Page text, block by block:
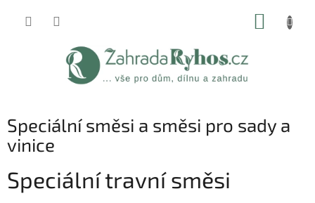
Speciální směsi a směsi pro sady a
vinice
Speciální travní směsi